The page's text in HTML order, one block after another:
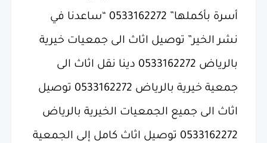
أسرة بأكملها” 0533162272 “ساعدنا في
نشر الخير” توصيل اثاث الى جمعيات خيرية
بالرياض 0533162272 دينا نقل اثاث الى
جمعية خيرية بالرياض 0533162272 توصيل
اثاث الى جميع الجمعيات الخيرية بالرياض
0533162272 توصيل اثاث كامل إلى الجمعية